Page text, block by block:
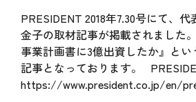
PRESIDENT 2018年7.30号にて、
金子の取材記事が掲載されました
事業計画書に3億出資したか』と
記事となっております。
https://www.president.co.jp/en/